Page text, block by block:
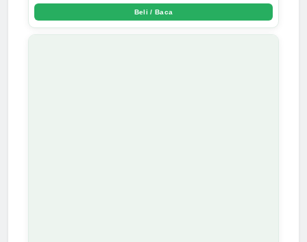
Beli / Baca